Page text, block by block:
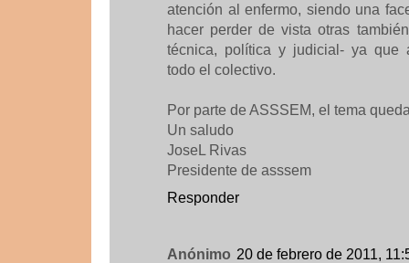
atención al enfermo, siendo una
hacer perder de vista otras
técnica, política y judicial- ya que
todo el colectivo.
Por parte de ASSSEM, el tema
Un saludo
JoseL Rivas
Presidente de asssem
Responder
Anónimo 20 de febrero de 2011,